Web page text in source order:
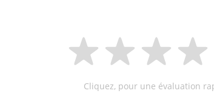
Cliquez, pour une évaluation